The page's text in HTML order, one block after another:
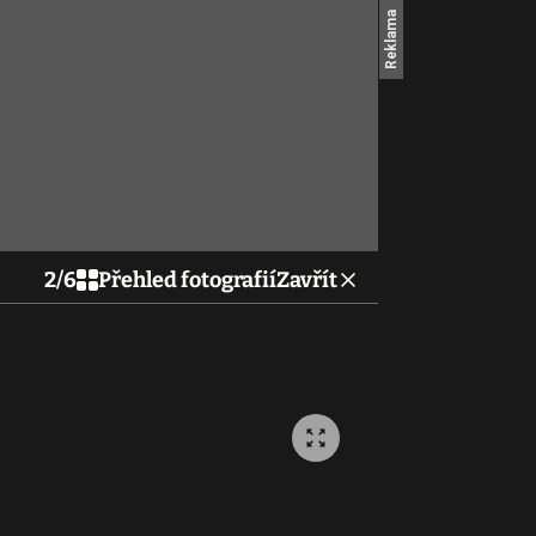
2/6 Přehled fotografiíZavřít